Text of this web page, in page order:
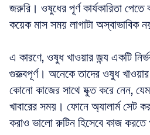
জরুরি। ওষুধের পূর্ণ কার্যকারিতা
কয়েক মাস সময় লাগাটা অস্বাভাবিক
এ কারণে, ওষুধ খাওয়ার জন্য একটি
গুরুত্বপূর্ণ। অনেকে তাদের ওষুধ
কোনো কাজের সাথে যুক্ত করে নেন,
খাবারের সময়। ফোনে অ্যালার্ম সেট
করাও ভালো রুটিন হিসেবে কাজ করতে